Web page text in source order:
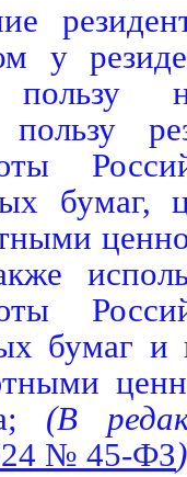
у
бумаг,
бумаг
(В
№ 45-ФЗ)